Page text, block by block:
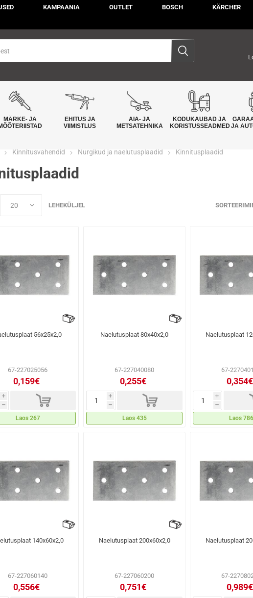
KAMPAANIA OUTLET BOSCH KÄRCHER
MÄRKE- JA
EHITUS JA
VIIMISTLUS
AIA- JA
METSATEHNIKA
KODUKAUBAD JA
KORISTUSSEADMEDJA
Kinnitusvahendid Nurgikud ja naelutusplaadid Kinnitusplaadid
LEHEKÜLJEL
56x25x2,0
67-227025056
0,159€
i
h d
Laos 267
Naelutusplaat 80x40x2,0
67-227040080
0,255€
i
h d
Laos 435
Naelutusplaat
67-
0,354€
i
h
Laos 786
140x60x2,0
67-227060140
0,556€
Naelutusplaat 200x60x2,0
67-227060200
0,751€
Naelutusplaat
67-
0,989€